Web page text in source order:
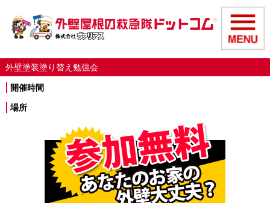
外壁塗装塗り替え勉強会
開催時間
場所